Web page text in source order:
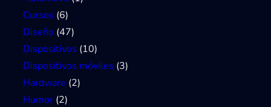
Cursos (6)
Diseño (47)
Dispositivos (10)
Dispositivos móviles (3)
Hardware (2)
Humor (2)